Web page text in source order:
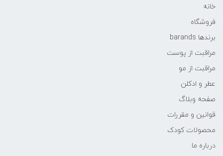
خانه
فروشگاه
برندها barands
مراقبت از پوست
مراقبت از مو
عطر و ادکلن
صفحه وبلاگ
قوانین و مقررات
محصولات کودک
درباره ما